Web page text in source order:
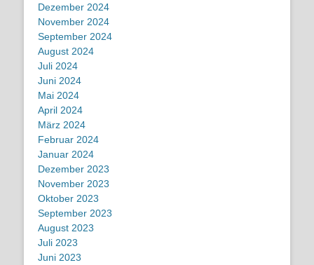
Dezember 2024
November 2024
September 2024
August 2024
Juli 2024
Juni 2024
Mai 2024
April 2024
März 2024
Februar 2024
Januar 2024
Dezember 2023
November 2023
Oktober 2023
September 2023
August 2023
Juli 2023
Juni 2023